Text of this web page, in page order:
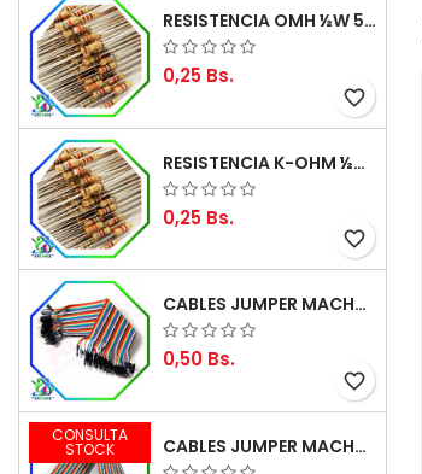
RESISTENCIA OMH ½W 5%
0,25 Bs.
favorite_border
RESISTENCIA K-OHM ½W 5%
0,25 Bs.
favorite_border
CABLES JUMPER MACHO-MACHO 20CM (ALTA CALIDAD)
0,50 Bs.
favorite_border
CONSULTA
STOCK CABLES JUMPER MACHO-HEMBRA 20CM (ALTA CALIDAD)